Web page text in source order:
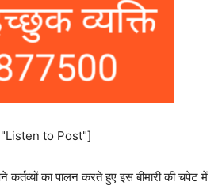
to Post"]
कर्तव्यों का पालन करते हुए इस बीमारी की चपेट में